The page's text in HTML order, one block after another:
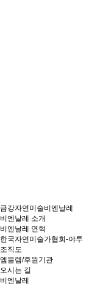
금강자연미술비엔날레
비엔날레 소개
비엔날레 연혁
한국자연미술가협회-야투
조직도
엠블렘/후원기관
오시는 길
비엔날레